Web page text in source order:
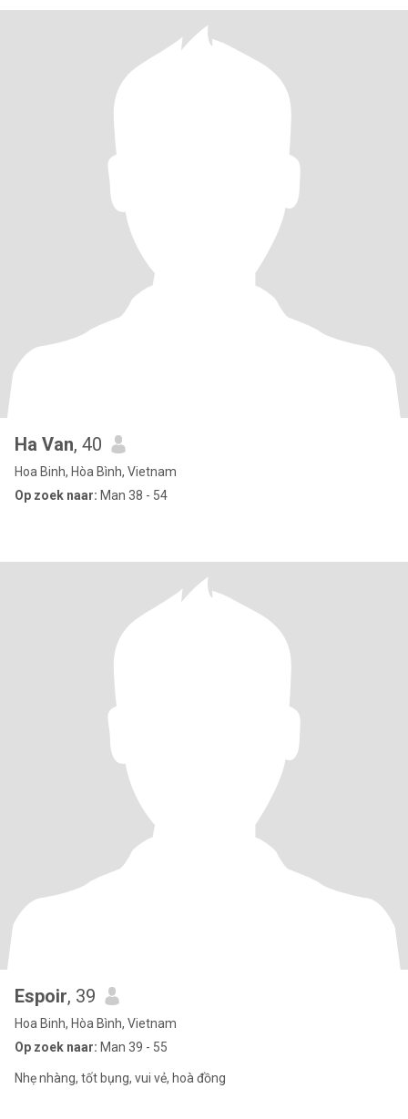
Ha Van, 40
Hoa Binh, Hòa Bình, Vietnam
Op zoek naar: Man 38 - 54
Espoir, 39
Hoa Binh, Hòa Bình, Vietnam
Op zoek naar: Man 39 - 55
Nhẹ nhàng, tốt bụng, vui vẻ, hoà đồng